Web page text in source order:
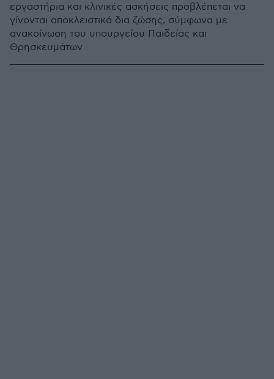
εργαστήρια και κλινικές ασκήσεις προβλέπεται να
γίνονται αποκλειστικά δια ζώσης, σύμφωνα με
ανακοίνωση του υπουργείου Παιδείας και
Θρησκευμάτων